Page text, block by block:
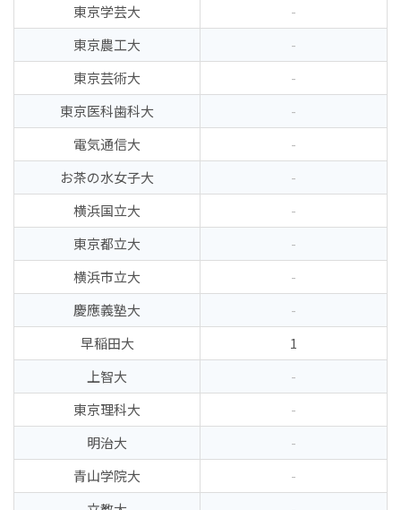
東京学芸大
-
東京農工大
-
東京芸術大
-
東京医科歯科大
-
電気通信大
-
お茶の水女子大
-
横浜国立大
-
東京都立大
-
横浜市立大
-
慶應義塾大
-
早稲田大
1
上智大
-
東京理科大
-
明治大
-
青山学院大
-